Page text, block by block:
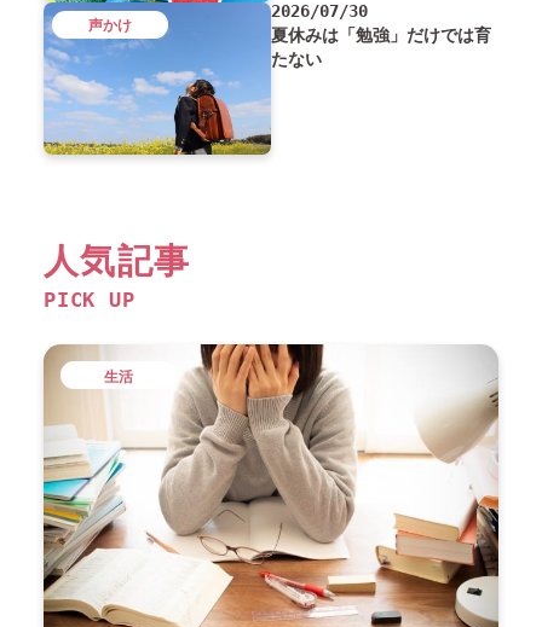
2026/07/30
夏休みは「勉強」だけでは育
たない
声かけ
人気記事
PICK UP
生活